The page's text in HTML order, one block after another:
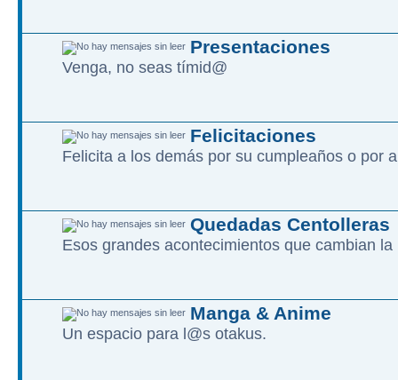
Presentaciones
Venga, no seas tímid@
Felicitaciones
Felicita a los demás por su cumpleaños o por
Quedadas Centolleras
Esos grandes acontecimientos que cambian la
Manga & Anime
Un espacio para l@s otakus.